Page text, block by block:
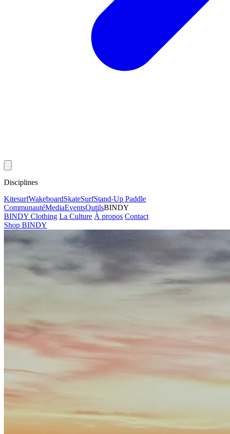
Disciplines
KitesurfWakeboardSkateSurfStand-Up Paddle
CommunautéMediaEventsOutilsBINDY
BINDY Clothing La Culture À propos Contact
Shop BINDY